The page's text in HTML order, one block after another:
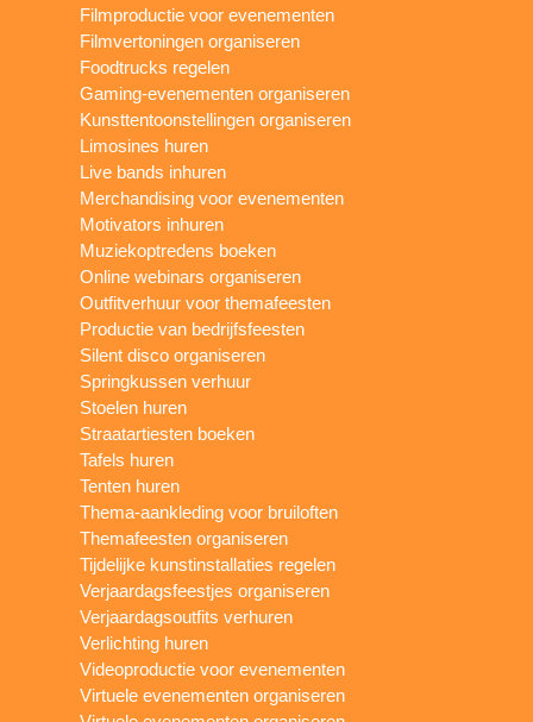
Filmproductie voor evenementen
Filmvertoningen organiseren
Foodtrucks regelen
Gaming-evenementen organiseren
Kunsttentoonstellingen organiseren
Limosines huren
Live bands inhuren
Merchandising voor evenementen
Motivators inhuren
Muziekoptredens boeken
Online webinars organiseren
Outfitverhuur voor themafeesten
Productie van bedrijfsfeesten
Silent disco organiseren
Springkussen verhuur
Stoelen huren
Straatartiesten boeken
Tafels huren
Tenten huren
Thema-aankleding voor bruiloften
Themafeesten organiseren
Tijdelijke kunstinstallaties regelen
Verjaardagsfeestjes organiseren
Verjaardagsoutfits verhuren
Verlichting huren
Videoproductie voor evenementen
Virtuele evenementen organiseren